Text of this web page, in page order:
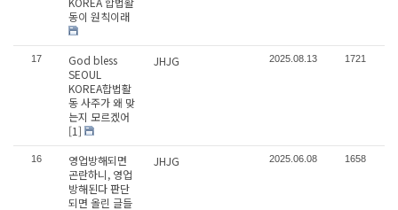
동이 원칙이래
17
God bless
SEOUL
KOREA합법활
동 사주가 왜 맞
는지 모르겠어
[1]
JHJG 2025.08.13 1721
16
영업방해되면
곤란하니, 영업
방해된다 판단
되면 올린 글들
JHJG 2025.06.08 1658